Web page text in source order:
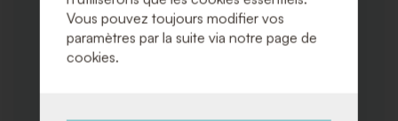
Vous pouvez toujours modifier vos
paramètres par la suite via notre page de
cookies.